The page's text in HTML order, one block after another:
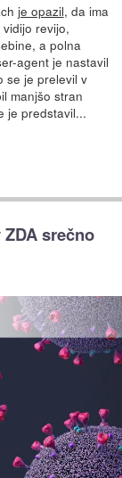
je opazil, da ima
revijo,
a polna
agent je nastavil
se je prelevil v
manjšo stran
je predstavil...
srečno